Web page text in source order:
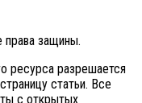
защины.
ресурса разрешается
статьи. Все
с открытых